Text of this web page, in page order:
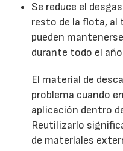
Se reduce el
resto de la flota, al
pueden
durante todo el año
El material de
problema cuando
aplicación dentro
Reutilizarlo
de materiales